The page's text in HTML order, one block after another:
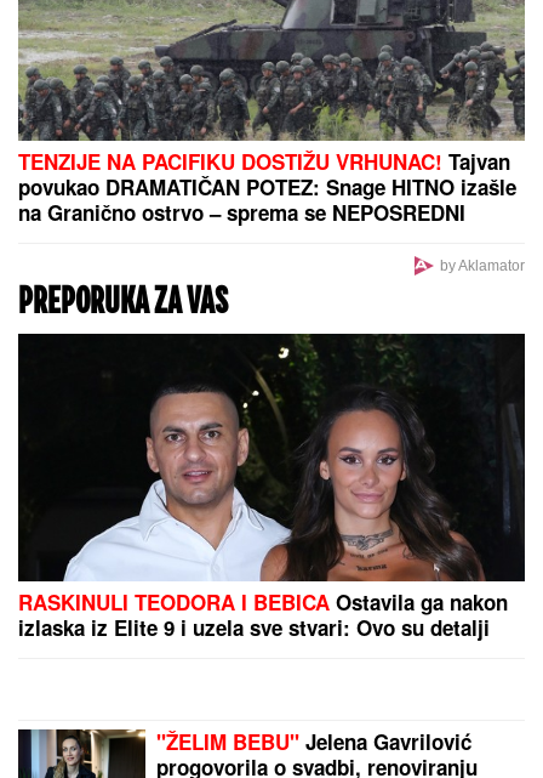
"Lekar mi se SMEJAO U LICE kad
sam mu rekao da mi NEVIDLJIVA
RUKA DODIRUJE TELO. Gubio sam
vid i bio iscrpljen, tek posle 20
godina otkrili su od ČEGA
BOLUJEM"